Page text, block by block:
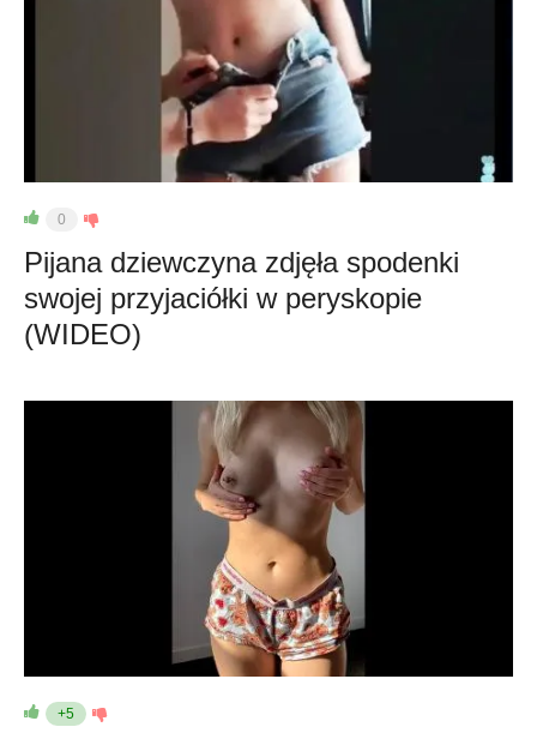
0
Pijana dziewczyna zdjęła spodenki
swojej przyjaciółki w peryskopie
(WIDEO)
+5